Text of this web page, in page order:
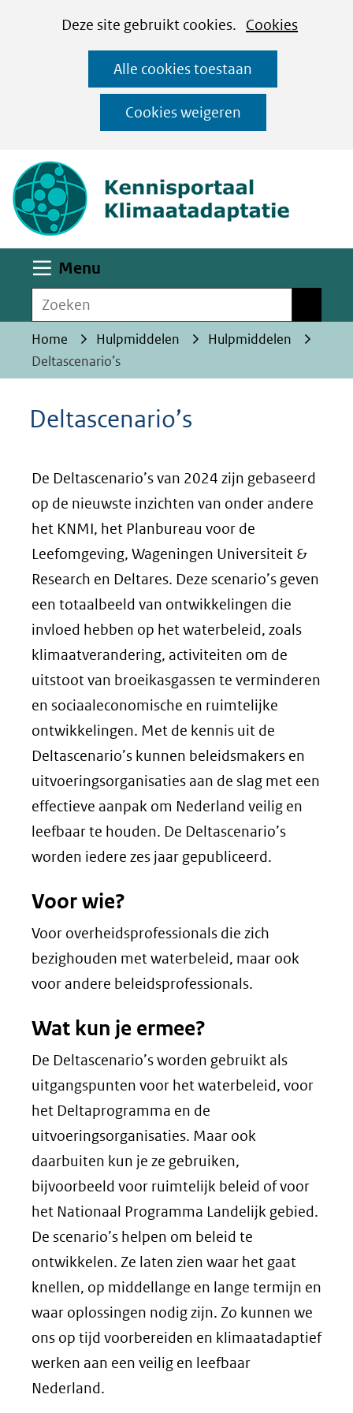
CookiesDeze site gebruikt cookies. Cookies
op
deze
website
worden
toegestaan
geweigerd.
Alle cookies toestaan
Cookies weigeren
Ga
naar
de
inhoud
Menu
Zoeken
Home Hulpmiddelen
Hulpmiddelen
Deltascenario’s
Deltascenario’s
De Deltascenario’s van 2024 zijn gebaseerd
op de nieuwste inzichten van onder andere
het KNMI, het Planbureau voor de
Leefomgeving, Wageningen Universiteit &
Research en Deltares. Deze scenario’s geven
een totaalbeeld van ontwikkelingen die
invloed hebben op het waterbeleid, zoals
klimaatverandering, activiteiten om de
uitstoot van broeikasgassen te verminderen
en sociaaleconomische en ruimtelijke
ontwikkelingen. Met de kennis uit de
Deltascenario’s kunnen beleidsmakers en
uitvoeringsorganisaties aan de slag met een
effectieve aanpak om Nederland veilig en
leefbaar te houden. De Deltascenario’s
worden iedere zes jaar gepubliceerd.
Voor wie?
Voor overheidsprofessionals die zich
bezighouden met waterbeleid, maar ook
voor andere beleidsprofessionals.
Wat kun je ermee?
De Deltascenario’s worden gebruikt als
uitgangspunten voor het waterbeleid, voor
het Deltaprogramma en de
uitvoeringsorganisaties. Maar ook
daarbuiten kun je ze gebruiken,
bijvoorbeeld voor ruimtelijk beleid of voor
het Nationaal Programma Landelijk gebied.
De scenario’s helpen om beleid te
ontwikkelen. Ze laten zien waar het gaat
knellen, op middellange en lange termijn en
waar oplossingen nodig zijn. Zo kunnen we
ons op tijd voorbereiden en klimaatadaptief
werken aan een veilig en leefbaar
Nederland.